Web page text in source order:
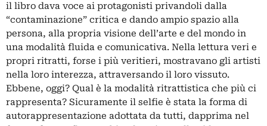
il libro dava voce ai protagonisti privandoli dalla
“contaminazione” critica e dando ampio spazio alla
persona, alla propria visione dell’arte e del mondo in
una modalità fluida e comunicativa. Nella lettura veri e
propri ritratti, forse i più veritieri, mostravano gli artisti
nella loro interezza, attraversando il loro vissuto.
Ebbene, oggi? Qual è la modalità ritrattistica che più ci
rappresenta? Sicuramente il selfie è stata la forma di
autorappresentazione adottata da tutti, dapprima nel